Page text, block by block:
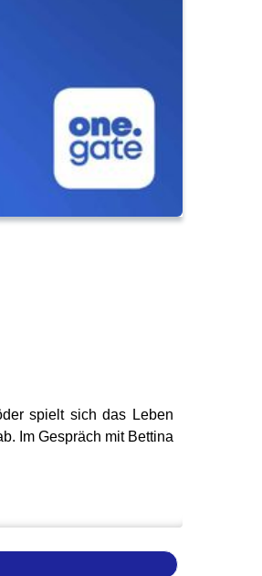
spielt sich das Leben
Im Gespräch mit Bettina